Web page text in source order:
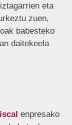
eta
zuen,
babesteko
daitekeela
enpresako